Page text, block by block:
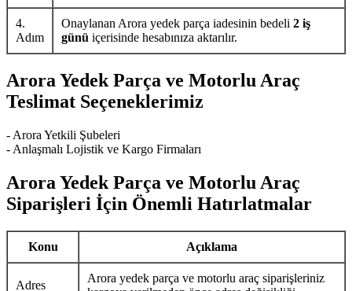
4.
Adım
Onaylanan Arora yedek parça iadesinin bedeli 2 iş
günü içerisinde hesabınıza aktarılır.
Arora Yedek Parça ve Motorlu Araç
Teslimat Seçeneklerimiz
- Arora Yetkili Şubeleri
- Anlaşmalı Lojistik ve Kargo Firmaları
Arora Yedek Parça ve Motorlu Araç
Siparişleri İçin Önemli Hatırlatmalar
Konu Açıklama
Adres
Arora yedek parça ve motorlu araç siparişleriniz